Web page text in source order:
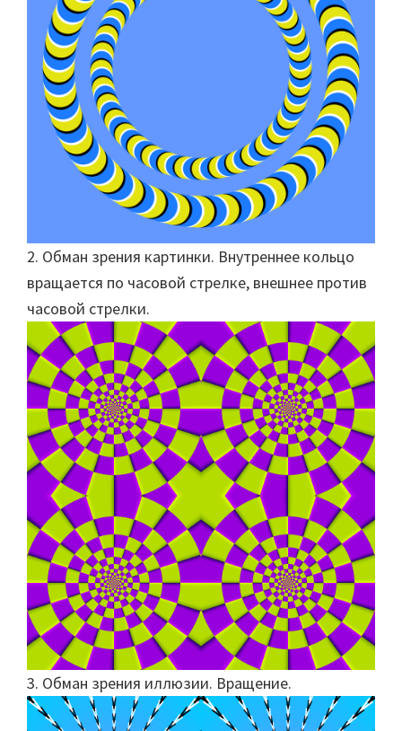
2. Обман зрения картинки. Внутреннее кольцо
вращается по часовой стрелке, внешнее против
часовой стрелки.
3. Обман зрения иллюзии. Вращение.